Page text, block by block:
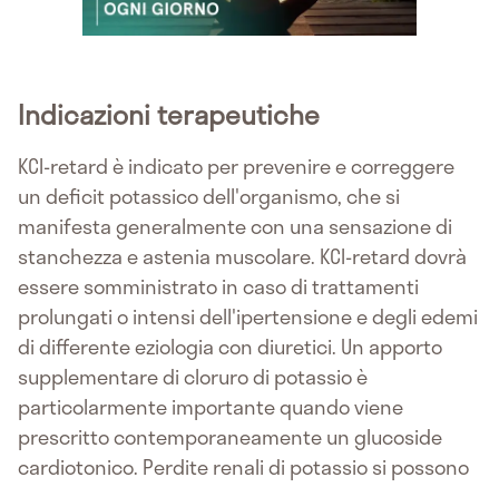
Indicazioni terapeutiche
KCl-retard è indicato per prevenire e correggere
un deficit potassico dell'organismo, che si
manifesta generalmente con una sensazione di
stanchezza e astenia muscolare. KCl-retard dovrà
essere somministrato in caso di trattamenti
prolungati o intensi dell'ipertensione e degli edemi
di differente eziologia con diuretici. Un apporto
supplementare di cloruro di potassio è
particolarmente importante quando viene
prescritto contemporaneamente un glucoside
cardiotonico. Perdite renali di potassio si possono